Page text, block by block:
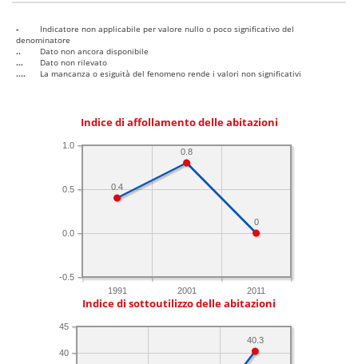
-
Indicatore non applicabile per valore nullo o poco significativo del
denominatore
..
Dato non ancora disponibile
...
Dato non rilevato
....
La mancanza o esiguità del fenomeno rende i valori non significativi
Indice di affollamento delle abitazioni
1991 2001 2011
-0.5
0.0
0.5
1.0
0
0.8
0.4
Indice di sottoutilizzo delle abitazioni
40
45
40.3